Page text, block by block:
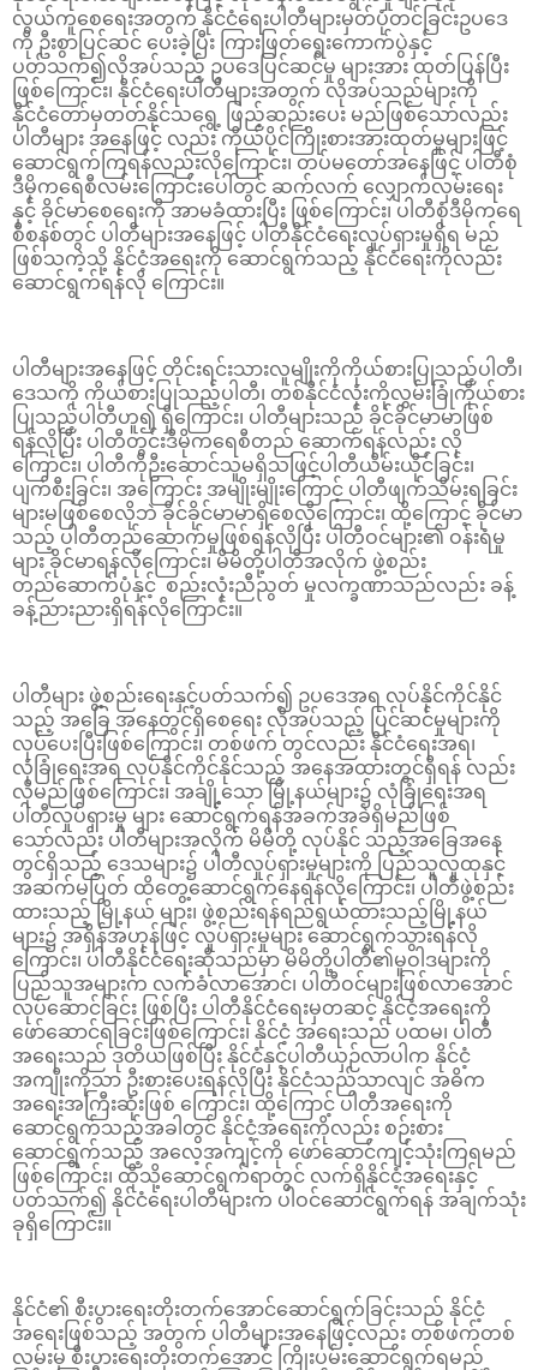
လွယ်ကူစေရေးအတွက် နိုင်ငံရေးပါတီများမှတ်ပုံတင်ခြင်းဥပဒေ
ကို ဦးစွာပြင်ဆင် ပေးခဲ့ပြီး ကြားဖြတ်ရွေးကောက်ပွဲနှင့်
ပတ်သက်၍လိုအပ်သည့် ဥပဒေပြင်ဆင်မှု များအား ထုတ်ပြန်ပြီး
ဖြစ်ကြောင်း၊ နိုင်ငံရေးပါတီများအတွက် လိုအပ်သည်များကို
နိုင်ငံတော်မှတတ်နိုင်သရွေ့ ဖြည့်ဆည်းပေး မည်ဖြစ်သော်လည်း
ပါတီများ အနေဖြင့် လည်း ကိုယ်ပိုင်ကြိုးစားအားထုတ်မှုများဖြင့်
ဆောင်ရွက်ကြရန်လည်းလိုကြောင်း၊ တပ်မတော်အနေဖြင့် ပါတီစုံ
ဒီမိုကရေစီလမ်းကြောင်းပေါ်တွင် ဆက်လက် လျှောက်လှမ်းရေး
နှင့် ခိုင်မာစေရေးကို အာမခံထားပြီး ဖြစ်ကြောင်း၊ ပါတီစုံဒီမိုကရေ
စီစနစ်တွင် ပါတီများအနေဖြင့် ပါတီနိုင်ငံရေးလှုပ်ရှားမှုရှိရ မည်
ဖြစ်သကဲ့သို့ နိုင်ငံ့အရေးကို ဆောင်ရွက်သည့် နိုင်ငံရေးကိုလည်း
ဆောင်ရွက်ရန်လို ကြောင်း။
ပါတီများအနေဖြင့် တိုင်းရင်းသားလူမျိုးကိုကိုယ်စားပြုသည့်ပါတီ၊
ဒေသကို ကိုယ်စားပြုသည့်ပါတီ၊ တစ်နိုင်ငံလုံးကိုလွှမ်းခြုံကိုယ်စား
ပြုသည့်ပါတီဟူ၍ ရှိကြောင်း၊ ပါတီများသည် ခိုင်ခိုင်မာမာဖြစ်
ရန်လိုပြီး ပါတီတွင်းဒီမိုကရေစီတည် ဆောက်ရန်လည်း လို
ကြောင်း၊ ပါတီကိုဦးဆောင်သူမရှိသဖြင့်ပါတီယိမ်းယိုင်ခြင်း၊
ပျက်စီးခြင်း၊ အကြောင်း အမျိုးမျိုးကြောင့် ပါတီဖျက်သိမ်းရခြင်း
များမဖြစ်စေလိုဘဲ ခိုင်ခိုင်မာမာရှိစေလိုကြောင်း၊ ထို့ကြောင့် ခိုင်မာ
သည့် ပါတီတည်ဆောက်မှုဖြစ်ရန်လိုပြီး ပါတီဝင်များ၏ ဝန်းရံမှု
များ ခိုင်မာရန်လိုကြောင်း၊ မိမိတို့ပါတီအလိုက် ဖွဲ့စည်း
တည်ဆောက်ပုံနှင့် စည်းလုံးညီညွတ် မှုလက္ခဏာသည်လည်း ခန့်
ခန့်ညားညားရှိရန်လိုကြောင်း။
ပါတီများ ဖွဲ့စည်းရေးနှင့်ပတ်သက်၍ ဥပဒေအရ လုပ်နိုင်ကိုင်နိုင်
သည့် အခြေ အနေတွင်ရှိစေရေး လိုအပ်သည့် ပြင်ဆင်မှုများကို
လုပ်ပေးပြီးဖြစ်ကြောင်း၊ တစ်ဖက် တွင်လည်း နိုင်ငံရေးအရ၊
လုံခြုံရေးအရ လုပ်နိုင်ကိုင်နိုင်သည့် အနေအထားတွင်ရှိရန် လည်း
လိုမည်ဖြစ်ကြောင်း၊ အချို့သော မြို့နယ်များ၌ လုံခြုံရေးအရ
ပါတီလှုပ်ရှားမှု များ ဆောင်ရွက်ရန်အခက်အခဲရှိမည်ဖြစ်
သော်လည်း ပါတီများအလိုက် မိမိတို့ လုပ်နိုင် သည့်အခြေအနေ
တွင်ရှိသည့် ဒေသများ၌ ပါတီလှုပ်ရှားမှုများကို ပြည်သူလူထုနှင့်
အဆက်မပြတ် ထိတွေ့ဆောင်ရွက်နေရန်လိုကြောင်း၊ ပါတီဖွဲ့စည်း
ထားသည့် မြို့နယ် များ၊ ဖွဲ့စည်းရန်ရည်ရွယ်ထားသည့်မြို့နယ်
များ၌ အရှိန်အဟုန်ဖြင့် လှုပ်ရှားမှုများ ဆောင်ရွက်သွားရန်လို
ကြောင်း၊ ပါတီနိုင်ငံရေးဆိုသည်မှာ မိမိတို့ပါတီ၏မူဝါဒများကို
ပြည်သူအများက လက်ခံလာအောင်၊ ပါတီဝင်များဖြစ်လာအောင်
လုပ်ဆောင်ခြင်း ဖြစ်ပြီး ပါတီနိုင်ငံရေးမှတဆင့် နိုင်ငံ့အရေးကို
ဖော်ဆောင်ရခြင်းဖြစ်ကြောင်း၊ နိုင်ငံ့ အရေးသည် ပထမ၊ ပါတီ
အရေးသည် ဒုတိယဖြစ်ပြီး နိုင်ငံနှင့်ပါတီယှဉ်လာပါက နိုင်ငံ့
အကျိုးကိုသာ ဦးစားပေးရန်လိုပြီး နိုင်ငံသည်သာလျင် အဓိက
အရေးအကြီးဆုံးဖြစ် ကြောင်း၊ ထို့ကြောင့် ပါတီအရေးကို
ဆောင်ရွက်သည့်အခါတွင် နိုင်ငံ့အရေးကိုလည်း စဉ်းစား
ဆောင်ရွက်သည့် အလေ့အကျင့်ကို ဖော်ဆောင်ကျင့်သုံးကြရမည်
ဖြစ်ကြောင်း၊ ထိုသို့ဆောင်ရွက်ရာတွင် လက်ရှိနိုင်ငံ့အရေးနှင့်
ပတ်သက်၍ နိုင်ငံရေးပါတီများက ပါဝင်ဆောင်ရွက်ရန် အချက်သုံး
ခုရှိကြောင်း။
နိုင်ငံ၏ စီးပွားရေးတိုးတက်အောင်ဆောင်ရွက်ခြင်းသည် နိုင်ငံ့
အရေးဖြစ်သည့် အတွက် ပါတီများအနေဖြင့်လည်း တစ်ဖက်တစ်
လမ်းမှ စီးပွားရေးတိုးတက်အောင် ကြိုးပမ်းဆောင်ရွက်ရမည်